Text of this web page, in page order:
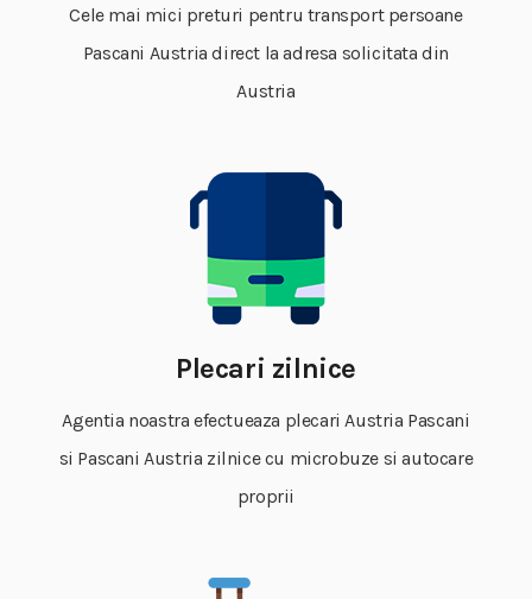
Cele mai mici preturi pentru transport persoane
Pascani Austria direct la adresa solicitata din
Austria
Plecari zilnice
Agentia noastra efectueaza plecari Austria Pascani
si Pascani Austria zilnice cu microbuze si autocare
proprii